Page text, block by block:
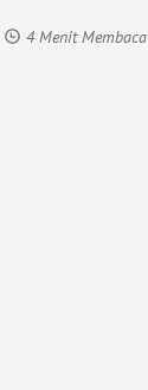
4 Menit Membaca